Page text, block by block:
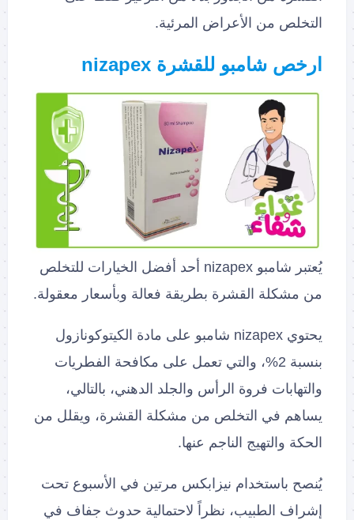
التخلص من الأعراض المرئية.
ارخص شامبو للقشرة nizapex
يُعتبر شامبو nizapex أحد أفضل الخيارات للتخلص
من مشكلة القشرة بطريقة فعالة وبأسعار معقولة.
يحتوي nizapex شامبو على مادة الكيتوكونازول
بنسبة 2%، والتي تعمل على مكافحة الفطريات
والتهابات فروة الرأس والجلد الدهني، بالتالي،
يساهم في التخلص من مشكلة القشرة، ويقلل من
الحكة والتهيج الناجم عنها.
يُنصح باستخدام نيزابكس مرتين في الأسبوع تحت
إشراف الطبيب، نظراً لاحتمالية حدوث جفاف في